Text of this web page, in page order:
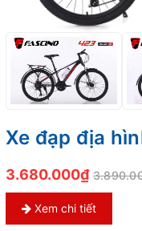
Xe đạp địa
3.680.000₫
Xem chi tiết